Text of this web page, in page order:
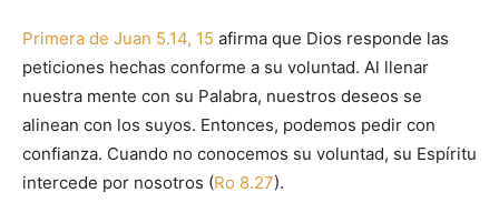
Primera de Juan 5.14, 15 afirma que Dios responde las
peticiones hechas conforme a su voluntad. Al llenar
nuestra mente con su Palabra, nuestros deseos se
alinean con los suyos. Entonces, podemos pedir con
confianza. Cuando no conocemos su voluntad, su Espíritu
intercede por nosotros (Ro 8.27).